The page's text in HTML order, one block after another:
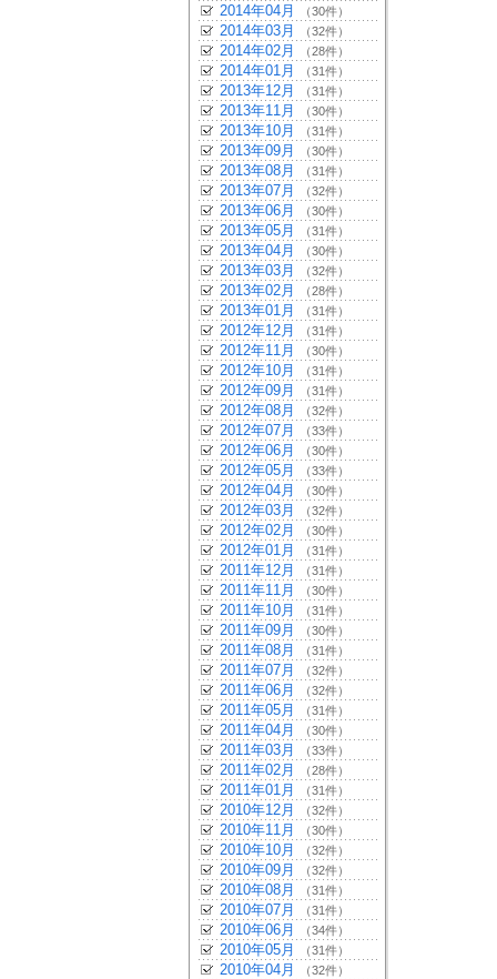
2014年04月 （30件）
2014年03月 （32件）
2014年02月 （28件）
2014年01月 （31件）
2013年12月 （31件）
2013年11月 （30件）
2013年10月 （31件）
2013年09月 （30件）
2013年08月 （31件）
2013年07月 （32件）
2013年06月 （30件）
2013年05月 （31件）
2013年04月 （30件）
2013年03月 （32件）
2013年02月 （28件）
2013年01月 （31件）
2012年12月 （31件）
2012年11月 （30件）
2012年10月 （31件）
2012年09月 （31件）
2012年08月 （32件）
2012年07月 （33件）
2012年06月 （30件）
2012年05月 （33件）
2012年04月 （30件）
2012年03月 （32件）
2012年02月 （30件）
2012年01月 （31件）
2011年12月 （31件）
2011年11月 （30件）
2011年10月 （31件）
2011年09月 （30件）
2011年08月 （31件）
2011年07月 （32件）
2011年06月 （32件）
2011年05月 （31件）
2011年04月 （30件）
2011年03月 （33件）
2011年02月 （28件）
2011年01月 （31件）
2010年12月 （32件）
2010年11月 （30件）
2010年10月 （32件）
2010年09月 （32件）
2010年08月 （31件）
2010年07月 （31件）
2010年06月 （34件）
2010年05月 （31件）
2010年04月 （32件）